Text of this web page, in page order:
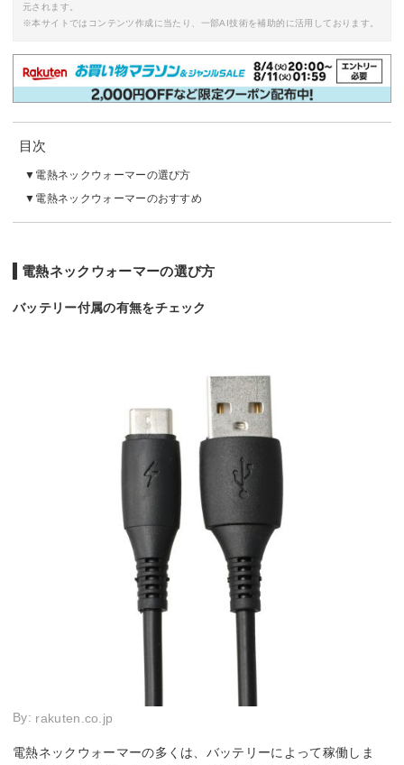
元されます。
※本サイトではコンテンツ作成に当たり、一部AI技術を補助的に活用しております。
目次
電熱ネックウォーマーの選び方
電熱ネックウォーマーのおすすめ
電熱ネックウォーマーの選び方
バッテリー付属の有無をチェック
By: rakuten.co.jp
電熱ネックウォーマーの多くは、バッテリーによって稼働しま